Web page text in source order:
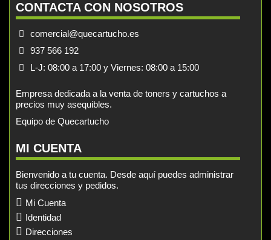
CONTACTA CON NOSOTROS
comercial@quecartucho.es
937 566 192
L-J: 08:00 a 17:00 y Viernes: 08:00 a 15:00
Empresa dedicada a la venta de toners y cartuchos a
precios muy asequibles.
Equipo de Quecartucho
MI CUENTA
Bienvenido a tu cuenta. Desde aquí puedes administrar
tus direcciones y pedidos.
Mi Cuenta
Identidad
Direcciones